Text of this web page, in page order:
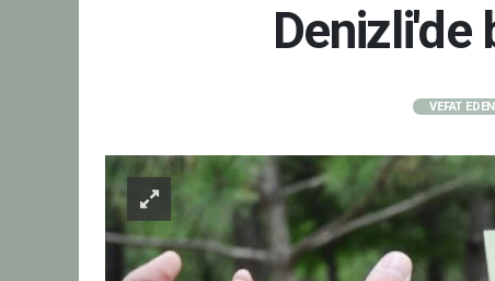
Denizli'de
VEFAT